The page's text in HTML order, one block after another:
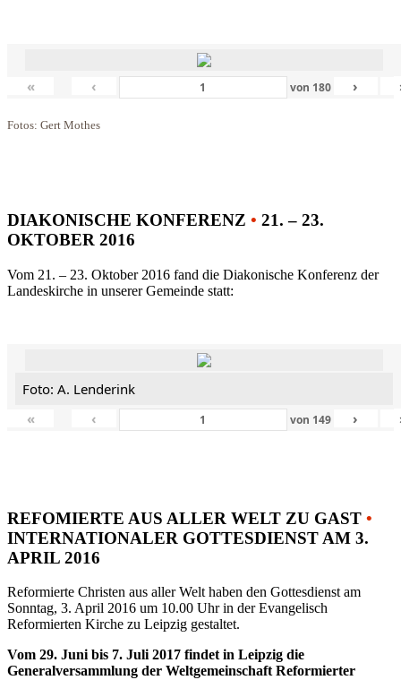
« ‹ von 180 ›
Fotos: Gert Mothes
DIAKONISCHE KONFERENZ • 21. – 23.
OKTOBER 2016
Vom 21. – 23. Oktober 2016 fand die Diakonische Konferenz der
Landeskirche in unserer Gemeinde statt:
Foto: A. Lenderink
«
‹ von 149 ›
REFOMIERTE AUS ALLER WELT ZU GAST •
INTERNATIONALER GOTTESDIENST AM 3.
APRIL 2016
Reformierte Christen aus aller Welt haben den Gottesdienst am
Sonntag, 3. April 2016 um 10.00 Uhr in der Evangelisch
Reformierten Kirche zu Leipzig gestaltet.
Vom 29. Juni bis 7. Juli 2017 findet in Leipzig die
Generalversammlung der Weltgemeinschaft Reformierter